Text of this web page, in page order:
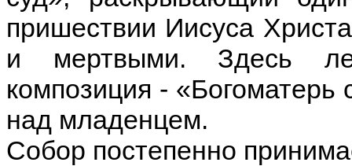
пришествии Иисуса
и мертвыми. Здесь
композиция - «Богоматерь
над младенцем.
Собор постепенно